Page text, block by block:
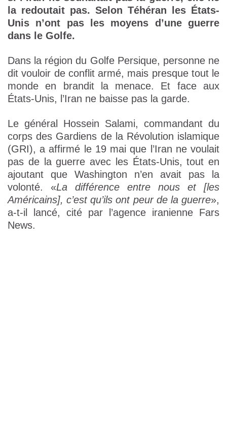
la redoutait pas. Selon Téhéran les États-
Unis n’ont pas les moyens d’une guerre
dans le Golfe.
Dans la région du Golfe Persique, personne ne
dit vouloir de conflit armé, mais presque tout le
monde en brandit la menace. Et face aux
États-Unis, l’Iran ne baisse pas la garde.
Le général Hossein Salami, commandant du
corps des Gardiens de la Révolution islamique
(GRI), a affirmé le 19 mai que l’Iran ne voulait
pas de la guerre avec les États-Unis, tout en
ajoutant que Washington n’en avait pas la
volonté. «La différence entre nous et [les
Américains], c’est qu’ils ont peur de la guerre»,
a-t-il lancé, cité par l’agence iranienne Fars
News.